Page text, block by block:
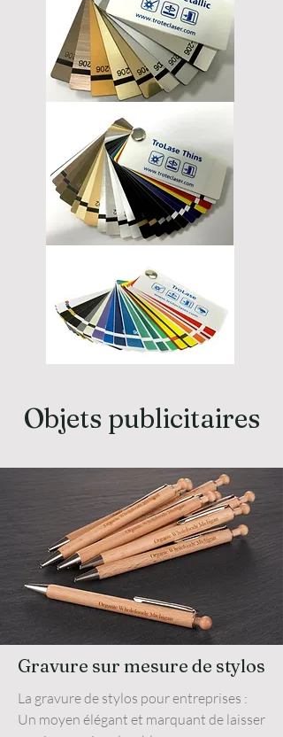
Objets publicitaires
Gravure sur mesure de stylos
La gravure de stylos pour entreprises :
Un moyen élégant et marquant de laisser